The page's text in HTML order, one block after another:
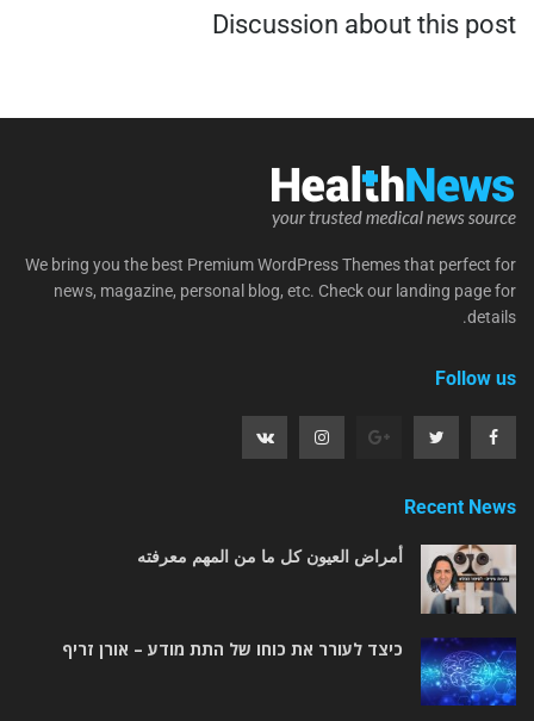
Discussion about this post
We bring you the best Premium WordPress Themes that perfect for
news, magazine, personal blog, etc. Check our landing page for
details.
Follow us
Recent News
أمراض العيون كل ما من المهم معرفته
כיצד לעורר את כוחו של התת מודע – אורן זריף